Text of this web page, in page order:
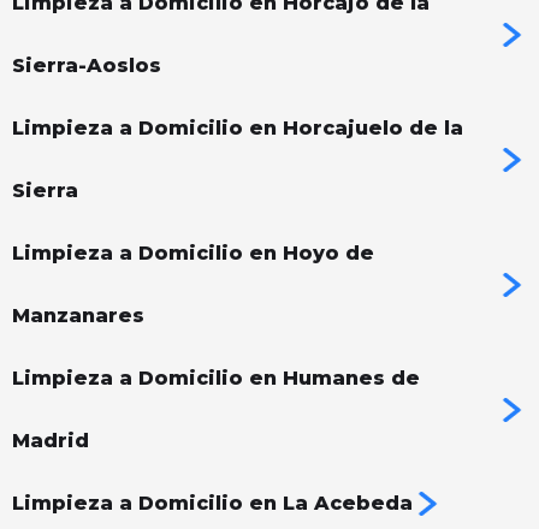
Sierra-Aoslos
Limpieza a Domicilio en Horcajuelo de la
Sierra
Limpieza a Domicilio en Hoyo de
Manzanares
Limpieza a Domicilio en Humanes de
Madrid
Limpieza a Domicilio en La Acebeda